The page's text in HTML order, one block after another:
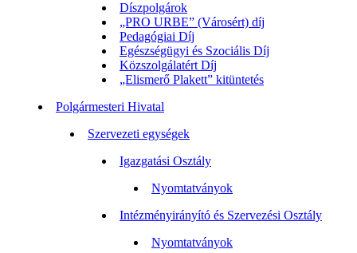
Díszpolgárok
„PRO URBE” (Városért) díj
Pedagógiai Díj
Egészségügyi és Szociális Díj
Közszolgálatért Díj
„Elismerő Plakett” kitüntetés
Polgármesteri Hivatal
Szervezeti egységek
Igazgatási Osztály
Nyomtatványok
Intézményirányító és Szervezési Osztály
Nyomtatványok